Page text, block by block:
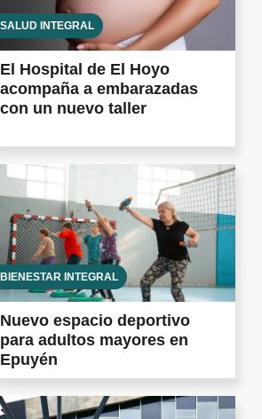
SALUD INTEGRAL
El Hospital de El Hoyo
acompaña a embarazadas
con un nuevo taller
BIENESTAR INTEGRAL
Nuevo espacio deportivo
para adultos mayores en
Epuyén